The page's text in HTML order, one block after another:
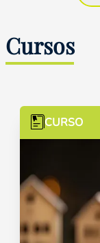
Cursos
CURSO